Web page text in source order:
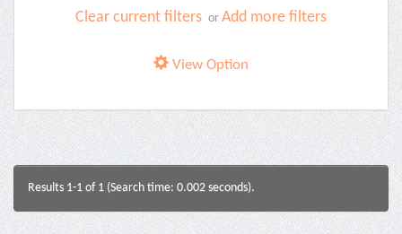
Clear current filters or Add more filters
View Option
Results 1-1 of 1 (Search time: 0.002 seconds).